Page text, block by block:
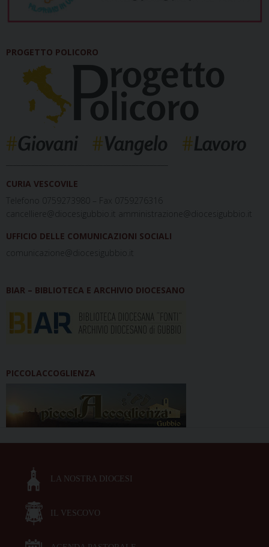
PROGETTO POLICORO
CURIA VESCOVILE
Telefono 0759273980 – Fax 0759276316
cancelliere@diocesigubbio.it amministrazione@diocesigubbio.it
UFFICIO DELLE COMUNICAZIONI SOCIALI
comunicazione@diocesigubbio.it
BIAR – BIBLIOTECA E ARCHIVIO DIOCESANO
PICCOLACCOGLIENZA
LA NOSTRA DIOCESI
IL VESCOVO